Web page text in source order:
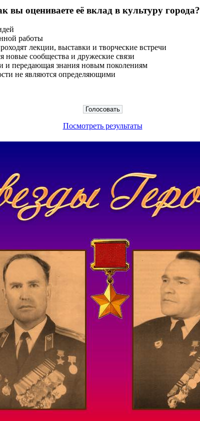
оцениваете её вклад в культуру города?
работы
лекции, выставки и творческие встречи
новые сообщества и дружеские связи
и передающая знания новым поколениям
не являются определяющими
Посмотреть результаты